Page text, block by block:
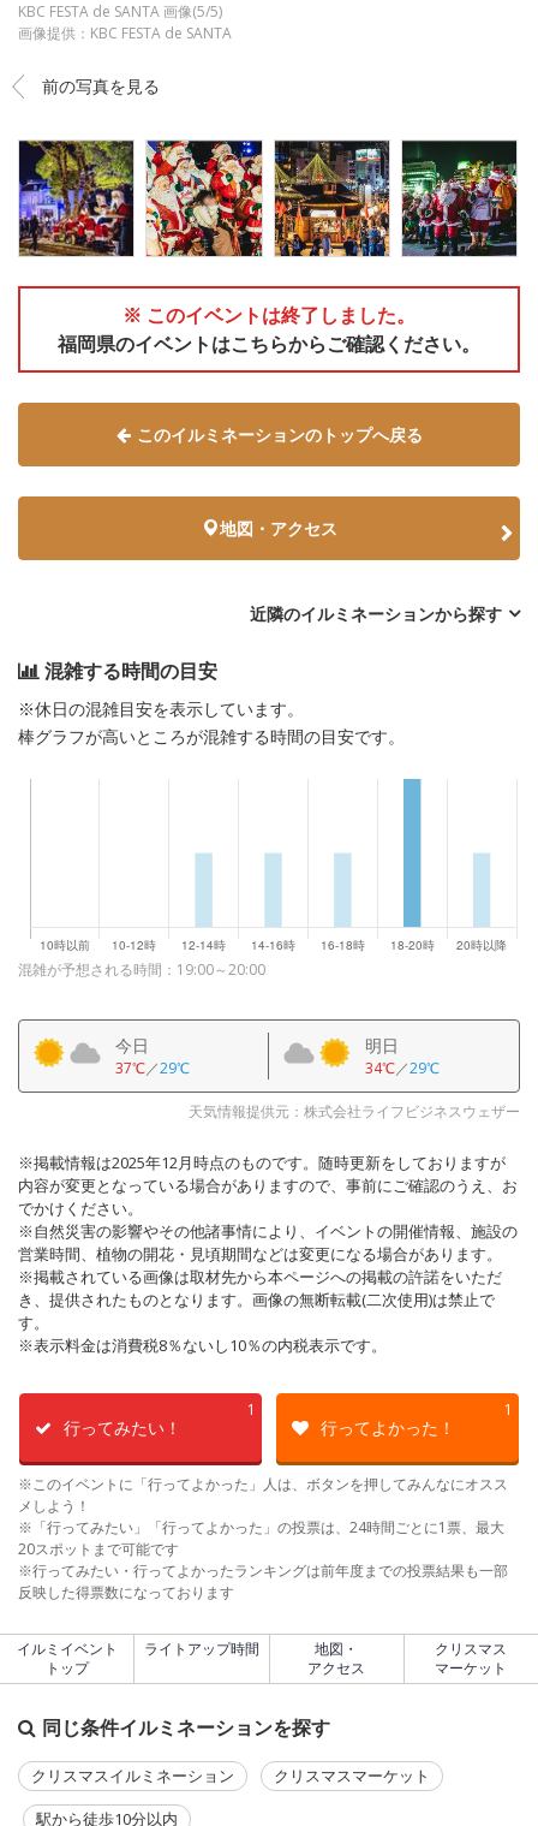
KBC FESTA de SANTA 画像(5/5)
画像提供：KBC FESTA de SANTA
前の写真を見る
※ このイベントは終了しました。
福岡県のイベントはこちらからご確認ください。
このイルミネーションのトップへ戻る
地図・アクセス
近隣のイルミネーションから探す
混雑する時間の目安
※休日の混雑目安を表示しています。
棒グラフが高いところが混雑する時間の目安です。
混雑が予想される時間：19:00～20:00
今日
37℃／29℃
明日
34℃／29℃
天気情報提供元：株式会社ライフビジネスウェザー
※掲載情報は2025年12月時点のものです。随時更新をしておりますが
内容が変更となっている場合がありますので、事前にご確認のうえ、お
でかけください。
※自然災害の影響やその他諸事情により、イベントの開催情報、施設の
営業時間、植物の開花・見頃期間などは変更になる場合があります。
※掲載されている画像は取材先から本ページへの掲載の許諾をいただ
き、提供されたものとなります。画像の無断転載(二次使用)は禁止で
す。
※表示料金は消費税8％ないし10％の内税表示です。
1
行ってみたい！
1
行ってよかった！
※このイベントに「行ってよかった」人は、ボタンを押してみんなにオスス
メしよう！
※「行ってみたい」「行ってよかった」の投票は、24時間ごとに1票、最大
20スポットまで可能です
※行ってみたい・行ってよかったランキングは前年度までの投票結果も一部
反映した得票数になっております
イルミイベント
トップ
ライトアップ時間
地図・
アクセス
クリスマス
マーケット
同じ条件イルミネーションを探す
クリスマスイルミネーション
クリスマスマーケット
駅から徒歩10分以内